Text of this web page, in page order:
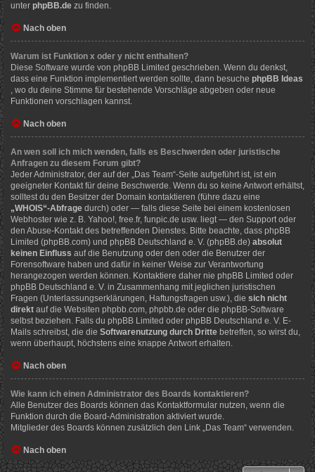
unter phpBB.de zu finden.
Nach oben
Warum ist Funktion x oder y nicht enthalten?
Diese Software wurde von phpBB Limited geschrieben. Wenn du denkst,
dass eine Funktion implementiert werden sollte, dann besuche phpBB Ideas
, wo du deine Stimme für bestehende Vorschläge abgeben oder neue
Funktionen vorschlagen kannst.
Nach oben
An wen soll ich mich wenden, falls es Beschwerden oder juristische
Anfragen zu diesem Forum gibt?
Jeder Administrator, der auf der „Das Team“-Seite aufgeführt ist, ist ein
geeigneter Kontakt für deine Beschwerde. Wenn du so keine Antwort erhältst,
solltest du den Besitzer der Domain kontaktieren (führe dazu eine
„WHOIS“-Abfrage durch) oder — falls diese Seite bei einem kostenlosen
Webhoster wie z. B. Yahoo!, free.fr, funpic.de usw. liegt — den Support oder
den Abuse-Kontakt des betreffenden Dienstes. Bitte beachte, dass phpBB
Limited (phpBB.com) und phpBB Deutschland e. V. (phpBB.de) absolut
keinen Einfluss auf die Benutzung oder den oder die Benutzer der
Forensoftware haben und dafür in keiner Weise zur Verantwortung
herangezogen werden können. Kontaktiere daher nie phpBB Limited oder
phpBB Deutschland e. V. in Zusammenhang mit jeglichen juristischen
Fragen (Unterlassungserklärungen, Haftungsfragen usw.), die sich nicht
direkt auf die Websiten phpbb.com, phpbb.de oder die phpBB-Software
selbst beziehen. Falls du phpBB Limited oder phpBB Deutschland e. V. E-
Mails schreibst, die die Softwarenutzung durch Dritte betreffen, so wirst du,
wenn überhaupt, höchstens eine knappe Antwort erhalten.
Nach oben
Wie kann ich einen Administrator des Boards kontaktieren?
Alle Benutzer des Boards können das Kontaktformular nutzen, wenn die
Funktion durch die Board-Administration aktiviert wurde.
Mitglieder des Boards können zusätzlich den Link „Das Team“ verwenden.
Nach oben